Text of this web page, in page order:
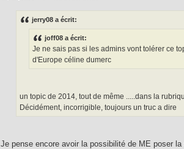
jerry08 a écrit:
joff08 a écrit:
Je ne sais pas si les admins vont tolérer ce
d'Europe céline dumerc
un topic de 2014, tout de même .....dans la
Décidément, incorrigible, toujours un truc a dire
Je pense encore avoir la possibilité de ME poser la